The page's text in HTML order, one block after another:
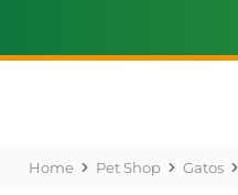
Pet Shop Gatos